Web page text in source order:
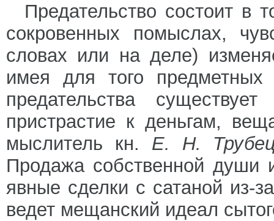
Предательство состоит в
сокровенных помыслах,
словах или на деле)
имея для того предметных
предательства
пристрастие к деньгам,
мыслитель кн. Е. Н.
Продажа собственной души
явные сделки с сатаной из-
ведет мещанский идеал